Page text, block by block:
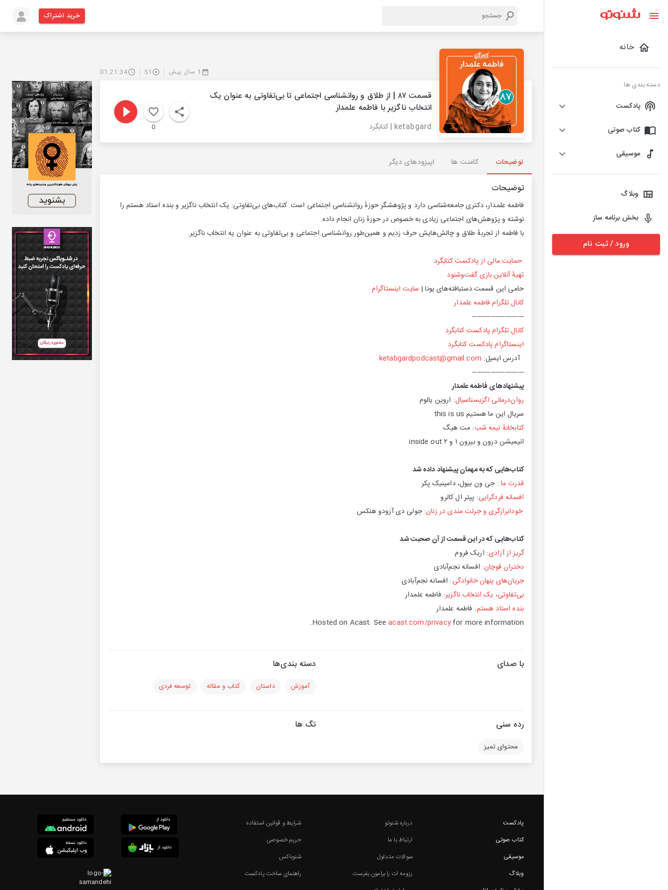
خانه
دسته بندی ها
پادکست
کتاب صوتی
موسیقی
وبلاگ
بخش برنامه ساز
ورود / ثبت نام
خرید اشتراک
1 سال پیش 51
01:21:34
قسمت ۸۷ | از طلاق و روانشناسی اجتماعی تا بی‌تفاوتی به عنوان یک
انتخاب ناگزیر با فاطمه علمدار
ketabgard | کتابگرد 0
توضیحات کامنت ها اپیزودهای دیگر
توضیحات
فاطمه علمدار، دکتری جامعه‌شناسی دارد و پژوهشگر حوزهٔ روانشناسی اجتماعی است. کتاب‌های بی‌تفاوتی: یک انتخاب ناگزیر و بنده استاد هستم را
نوشته و پژو‌هش‌های اجتماعی زیادی به خصوص در حوزهٔ زنان انجام داده.
با فاطمه از تجربهٔ طلاق و چالش‌هایش حرف زدیم و همین‌طور روانشناسی اجتماعی و بی‌تفاوتی به عنوان یه انتخاب ناگزیر.
حمایت مالی از پادکست کتابگرد
تهیهٔ آنلاین بازی گفت‌وشنود
حامی این قسمت دستبافته‌های یونا | سایت اینستاگرام
کانال تلگرام فاطمه علمدار
-------------------------
کانال تلگرام پادکست کتابگرد
اینستاگرام پادکست کتابگرد
آدرس ایمیل: ketabgardpodcast@gmail.com
-------------------------
پیشنهادهای فاطمه علمدار
روان‌درمانی اگزیستاسیال: اروین یالوم
سریال این ما هستیم this is us
کتابخانهٔ نیمه شب: مت هیگ
انیمیشن درون و بیرون ۱ و ۲ inside out
کتاب‌هایی که به مهمان پیشنهاد داده شد
قدرت ما : جی ون بیول، دامینیک پکر
افسانه فردگرایی: پیتر ال کالرو
خودابرازگری و جرئت مندی در زنان: جولی دی آزودو هنکس
کتاب‌هایی که در این قسمت از آن صحبت شد
گریز از آزادی: اریک فروم
دختران قوچان: افسانه نجم‌آبادی
جریان‌های پنهان خانوادگی: افسانه نجم‌آبادی
بی‌تفاوتی، یک انتخاب ناگزیر: فاطمه علمدار
بنده استاد هستم: فاطمه علمدار
Hosted on Acast. Seeacast.com/privacyfor more information.
با صدای دسته بندی‌ها
آموزش داستان کتاب و مقاله توسعه فردی
رده سنی
محتوای تمیز
تگ ها
پادکست
کتاب صوتی
موسیقی
وبلاگ
درباره شنوتو
ارتباط با ما
سوالات متداول
رزومه ات را برامون بفرست
شرایط و قوانین استفاده
حریم خصوصی
شنوباکس
راهنمای ساخت پادکست